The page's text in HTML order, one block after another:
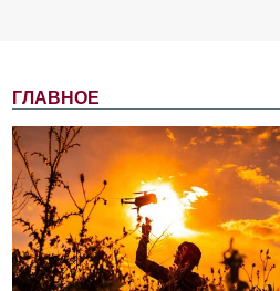
ГЛАВНОЕ